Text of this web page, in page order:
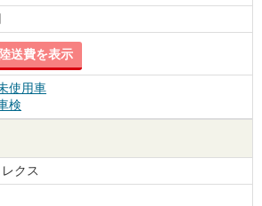
陸送費を表示
使用車
検
レクス